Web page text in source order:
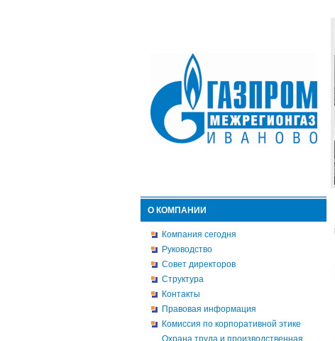
О КОМПАНИИ
Компания сегодня
Руководство
Совет директоров
Структура
Контакты
Правовая информация
Комиссия по корпоративной этике
Охрана труда и производственная